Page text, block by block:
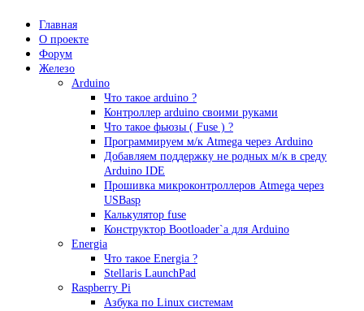
Главная
О проекте
Форум
Железо
Arduino
Что такое аrduino ?
Контроллер arduino своими руками
Что такое фьюзы ( Fuse ) ?
Программируем м/к Atmega через Arduino
Добавляем поддержку не родных м/к в среду
Arduino IDE
Прошивка микроконтроллеров Atmega через
USBasp
Калькулятор fuse
Конструктор Bootloader`а для Arduino
Energia
Что такое Energia ?
Stellaris LaunchPad
Raspberry Pi
Азбука по Linux системам